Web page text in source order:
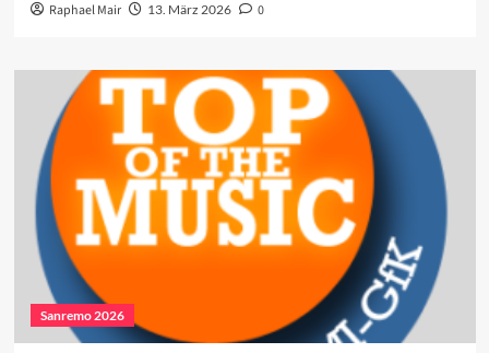
Raphael Mair 13. März 2026 0
Sanremo 2026